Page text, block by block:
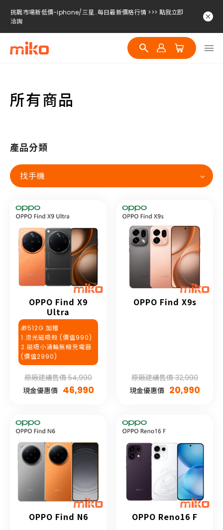
挑戰市場新低價-iphone/三星..每日最新價格行情 >>> 點我立即
洽詢
挑戰市場新低價-iphone/三星..每日最新價格行情 >>> 點我立即
洽詢
挑戰市場新低價-iphone/三星..每日最新價格行情 >>> 點我立即
所有商品
產品分類
找手機
OPPO Find X9
Ultra
🎁512G 加贈
1.流光磁吸殼 (價值990)
2.磁吸小渦輪無線充電器
(價值2990)
原廠建議售價 54,990
現金優惠價 46,990
OPPO Find X9s
原廠建議售價 32,990
現金優惠價 20,990
OPPO Find N6 OPPO Reno16 F